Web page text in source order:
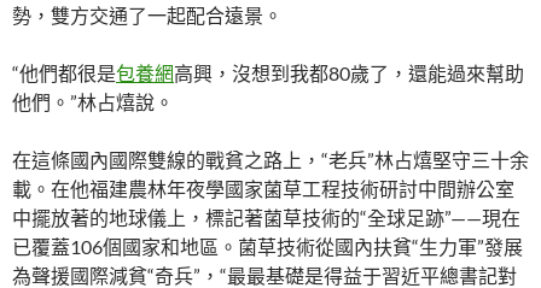
勢，雙方交通了一起配合遠景。
“他們都很是包養網高興，沒想到我都80歲了，還能過來幫助
他們。”林占熺說。
在這條國內國際雙線的戰貧之路上，“老兵”林占熺堅守三十余
載。在他福建農林年夜學國家菌草工程技術研討中間辦公室
中擺放著的地球儀上，標記著菌草技術的“全球足跡”——現在
已覆蓋106個國家和地區。菌草技術從國內扶貧“生力軍”發展
為聲援國際減貧“奇兵”，“最最基礎是得益于習近平總書記對